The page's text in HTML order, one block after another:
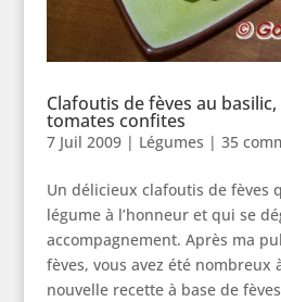
Clafoutis de fèves au
tomates confites
7 Juil 2009| Légumes | 35
Un délicieux clafoutis de fèves
légume à l’honneur et qui se
accompagnement. Après ma
fèves, vous avez été nombreux
nouvelle recette à base de